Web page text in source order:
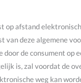
op afstand
van deze algemene
door de consument op
is, zal voordat de
weg kan